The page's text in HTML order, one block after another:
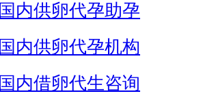
国内供卵代孕助孕
国内供卵代孕机构
国内借卵代生咨询